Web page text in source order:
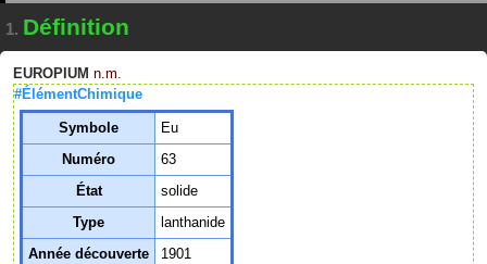
1. Définition
EUROPIUM n.m.
#ÉlémentChimique
Symbole
Eu
Numéro
63
État
solide
Type
lanthanide
Année découverte
1901